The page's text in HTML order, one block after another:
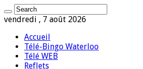
vendredi , 7 août 2026
Accueil
Télé-Bingo Waterloo
Télé WEB
Reflets